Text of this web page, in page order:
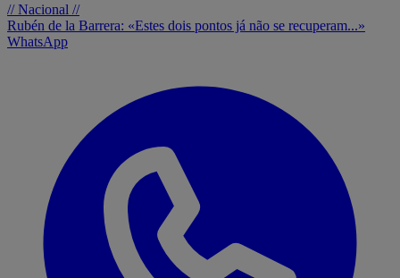
// Nacional //
Rubén de la Barrera: «Estes dois pontos já não se recuperam...»
WhatsApp